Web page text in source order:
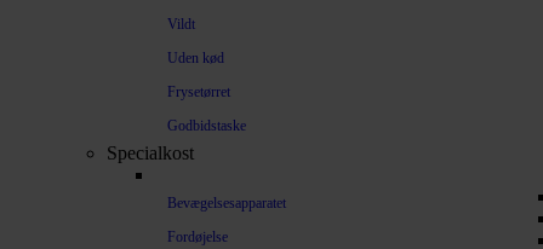
Vildt
Uden kød
Frysetørret
Godbidstaske
Specialkost
Bevægelsesapparatet
Fordøjelse